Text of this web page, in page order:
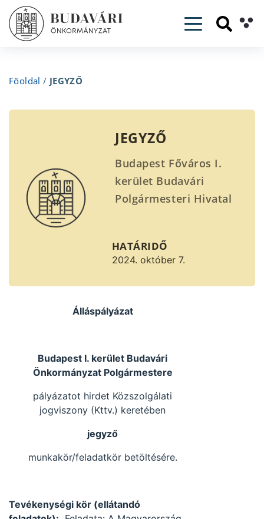
Toggle
Főoldal / JEGYZŐ
JEGYZŐ
Budapest Főváros I.
kerület Budavári
Polgármesteri Hivatal
betöltésére.
HATÁRIDŐ
2024. október 7.
Álláspályázat
Budapest I. kerület Budavári
Önkormányzat Polgármestere
pályázatot hirdet Közszolgálati
jogviszony (Kttv.) keretében
jegyző
munkakör/feladatkör betöltésére.
Tevékenységi kör (ellátandó